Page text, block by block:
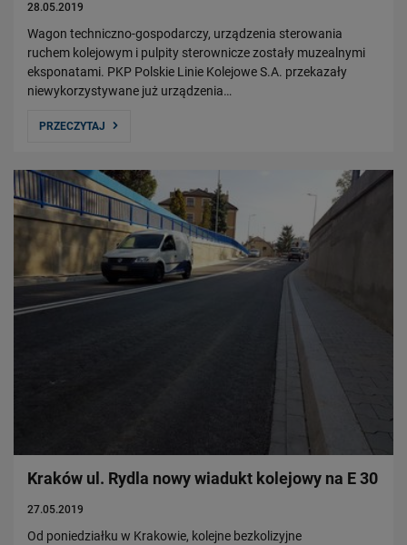
28.05.2019
Wagon techniczno-gospodarczy, urządzenia sterowania
ruchem kolejowym i pulpity sterownicze zostały muzealnymi
eksponatami. PKP Polskie Linie Kolejowe S.A. przekazały
niewykorzystywane już urządzenia…
PRZECZYTAJ
Kraków ul. Rydla nowy wiadukt kolejowy na E 30
27.05.2019
Od poniedziałku w Krakowie, kolejne bezkolizyjne